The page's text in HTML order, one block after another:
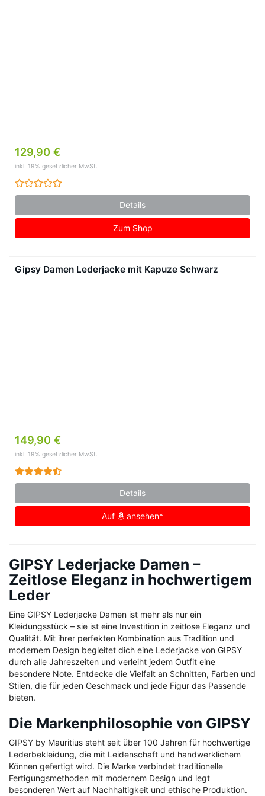
129,90 €
inkl. 19% gesetzlicher MwSt.
Details
Zum Shop
Gipsy Damen Lederjacke mit Kapuze Schwarz
149,90 €
inkl. 19% gesetzlicher MwSt.
Details
Auf ansehen*
GIPSY Lederjacke Damen –
Zeitlose Eleganz in hochwertigem
Leder
Eine GIPSY Lederjacke Damen ist mehr als nur ein
Kleidungsstück – sie ist eine Investition in zeitlose Eleganz und
Qualität. Mit ihrer perfekten Kombination aus Tradition und
modernem Design begleitet dich eine Lederjacke von GIPSY
durch alle Jahreszeiten und verleiht jedem Outfit eine
besondere Note. Entdecke die Vielfalt an Schnitten, Farben und
Stilen, die für jeden Geschmack und jede Figur das Passende
bieten.
Die Markenphilosophie von GIPSY
GIPSY by Mauritius steht seit über 100 Jahren für hochwertige
Lederbekleidung, die mit Leidenschaft und handwerklichem
Können gefertigt wird. Die Marke verbindet traditionelle
Fertigungsmethoden mit modernem Design und legt
besonderen Wert auf Nachhaltigkeit und ethische Produktion.